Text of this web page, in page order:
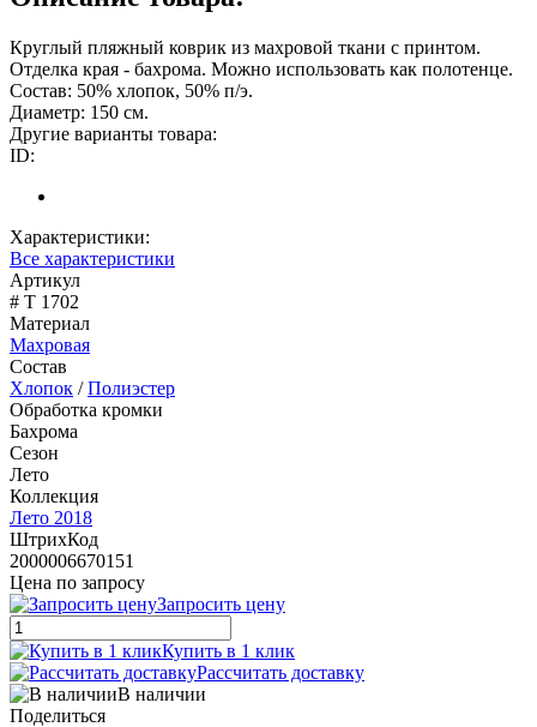
Круглый пляжный коврик из махровой ткани с принтом.
Отделка края - бахрома. Можно использовать как полотенце.
Состав: 50% хлопок, 50% п/э.
Диаметр: 150 см.
Другие варианты товара:
ID:
Характеристики:
Все характеристики
Артикул
# T 1702
Материал
Махровая
Состав
Хлопок /Полиэстер
Обработка кромки
Бахрома
Сезон
Лето
Коллекция
Лето 2018
ШтрихКод
2000006670151
Цена по запросу
Запросить цену
Купить в 1 клик
Рассчитать доставку
В наличии
Поделиться